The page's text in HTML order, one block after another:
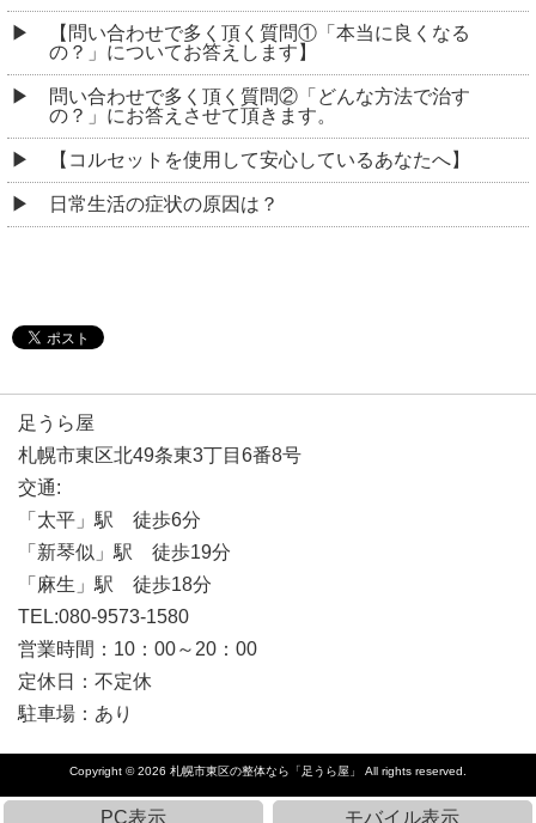
【問い合わせで多く頂く質問①「本当に良くなる
の？」についてお答えします】
問い合わせで多く頂く質問②「どんな方法で治す
の？」にお答えさせて頂きます。
【コルセットを使用して安心しているあなたへ】
日常生活の症状の原因は？
足うら屋
札幌市東区北49条東3丁目6番8号
交通:
「太平」駅 徒歩6分
「新琴似」駅 徒歩19分
「麻生」駅 徒歩18分
TEL:080-9573-1580
営業時間：10：00～20：00
定休日：不定休
駐車場：あり
Copyright © 2026 札幌市東区の整体なら「足うら屋」 All rights reserved.
PC表示 モバイル表示